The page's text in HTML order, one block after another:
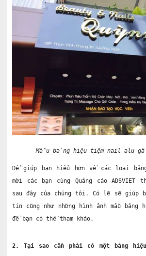
Mẫu bảng hiệu tiệm nail alu
Để giúp bạn hiểu hơn về các loại
mời các bạn cùng Quảng cáo ADSVIET
sau đây của chúng tôi. Có lẽ sẽ giúp
tin cũng như những hình ảnh mẫu
để bạn có thể tham khảo.
2. Tại sao cần phải có một bảng